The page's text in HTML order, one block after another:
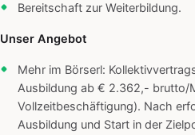
Bereitschaft zur Weiterbildung.
Unser Angebot
Mehr im Börserl:
Ausbildung ab € 2.362,- brutto/
Vollzeitbeschäftigung). Nach
Ausbildung und Start in der